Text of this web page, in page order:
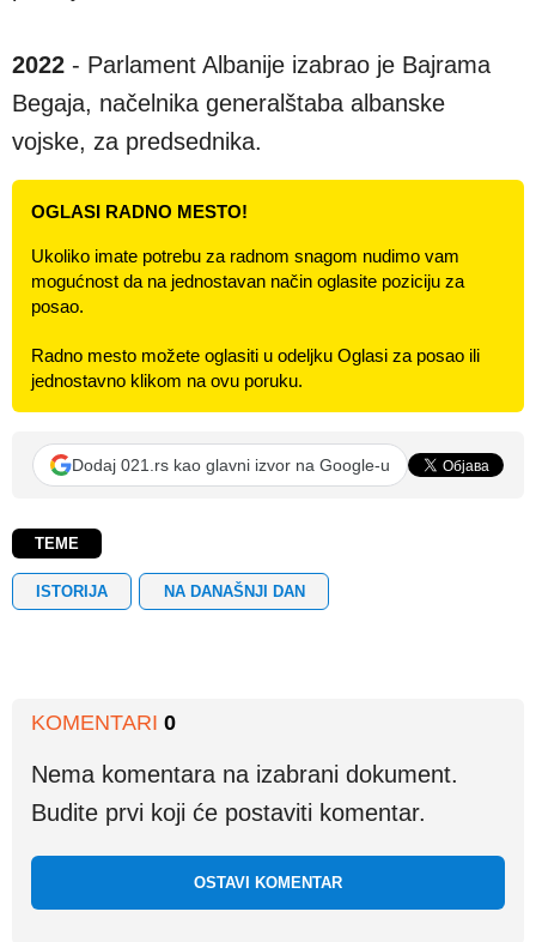
2022 - Parlament Albanije izabrao je Bajrama
Begaja, načelnika generalštaba albanske
vojske, za predsednika.
OGLASI RADNO MESTO!
Ukoliko imate potrebu za radnom snagom nudimo vam
mogućnost da na jednostavan način oglasite poziciju za
posao.
Radno mesto možete oglasiti u odeljku Oglasi za posao ili
jednostavno klikom na ovu poruku.
Dodaj 021.rs kao glavni izvor na Google-u
TEME
ISTORIJA NA DANAŠNJI DAN
KOMENTARI 0
Nema komentara na izabrani dokument.
Budite prvi koji će postaviti komentar.
OSTAVI KOMENTAR